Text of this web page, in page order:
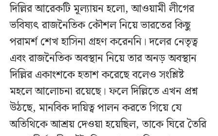
দিল্লির আরেকটি মূল্যায়ন হলো, আওয়ামী লীগের
ভবিষ্যৎ রাজনৈতিক কৌশল নিয়ে ভারতের কিছু
পরামর্শ শেখ হাসিনা গ্রহণ করেননি। দলের নেতৃত্ব
এবং রাজনৈতিক অবস্থান নিয়ে তার অনড় অবস্থান
দিল্লির একাংশকে হতাশ করেছে বলেও সংশ্লিষ্ট
মহলে আলোচনা রয়েছে। ফলে দিল্লিতে এখন প্রশ্ন
উঠছে, মানবিক দায়িত্ব পালন করতে গিয়ে যে
অতিথিকে আশ্রয় দেওয়া হয়েছিল, তাকে ঘিরে তৈরি